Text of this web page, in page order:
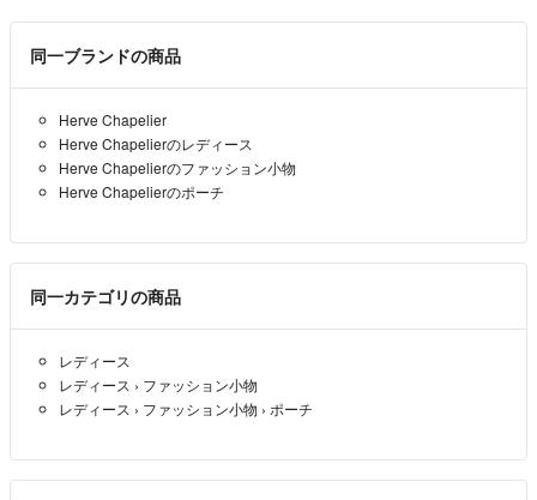
宜しくお願い致します！
同一ブランドの商品
Herve Chapelier
Herve Chapelierのレディース
Herve Chapelierのファッション小物
Herve Chapelierのポーチ
同一カテゴリの商品
レディース
レディース › ファッション小物
レディース › ファッション小物 › ポーチ